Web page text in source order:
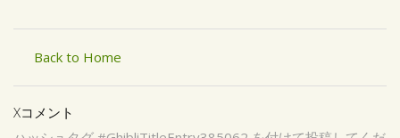
Back to Home
Xコメント